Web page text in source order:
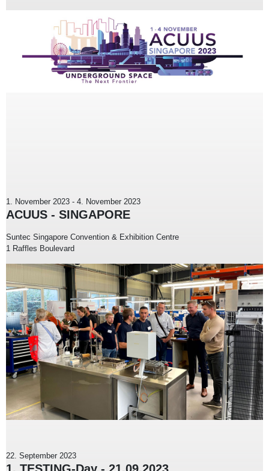
1. November 2023 - 4. November 2023
ACUUS - SINGAPORE
Suntec Singapore Convention & Exhibition Centre
1 Raffles Boulevard
22. September 2023